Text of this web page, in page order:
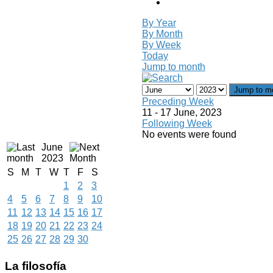
By Year
By Month
By Week
Today
Jump to month
Jump to
Preceding Week
11 - 17 June, 2023
Following Week
No events were found
June
2023
S
M T W T F
S
1
2
3
4
5 6 7 8 9
10
11 12 13 14 15 16 17
18 19 20 21 22 23 24
25 26 27 28 29 30
La filosofía